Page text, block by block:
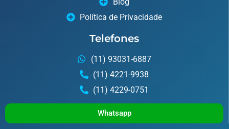
Política de Privacidade
Telefones
(11) 93031-6887
(11) 4221-9938
(11) 4229-0751
Whatsapp